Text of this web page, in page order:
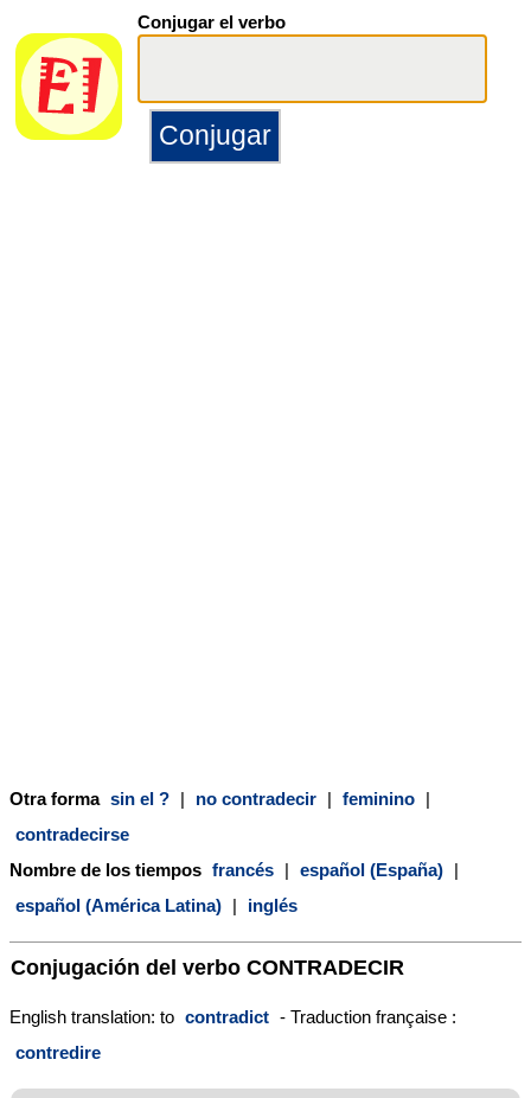
Conjugar el verbo
Otra forma sin el ? | no contradecir | feminino |
contradecirse
Nombre de los tiempos francés | español (España) |
español (América Latina) | inglés
Conjugación del verbo CONTRADECIR
English translation: to contradict - Traduction française :
contredire